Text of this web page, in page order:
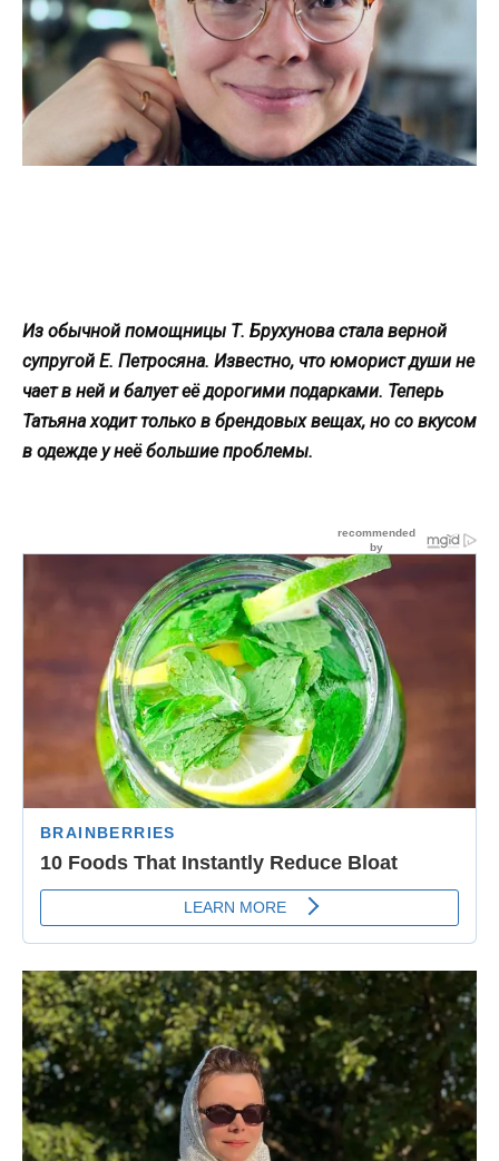
Из обычной помощницы Т. Брухунова стала верной
супругой Е. Петросяна. Известно, что юморист души не
чает в ней и балует её дорогими подарками. Теперь
Татьяна ходит только в брендовых вещах, но со вкусом
в одежде у неё большие проблемы.